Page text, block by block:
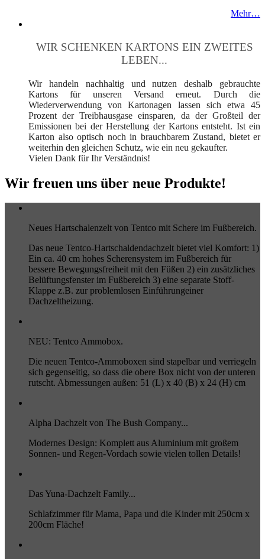
Mehr…
WIR SCHENKEN KARTONS EIN ZWEITES
LEBEN...
Wir handeln nachhaltig und nutzen deshalb gebrauchte
Kartons für unseren Versand erneut. Durch die
Wiederverwendung von Kartonagen lassen sich etwa 45
Prozent der Treibhausgase einsparen, da der Großteil der
Emissionen bei der Herstellung der Kartons entsteht. Ist ein
Karton also optisch noch in brauchbarem Zustand, bietet er
weiterhin den gleichen Schutz, wie ein neu gekaufter.
Vielen Dank für Ihr Verständnis!
Wir freuen uns über neue Produkte!
Neues Hartschalenzelt von Tentco mit Schere im Fußbereich.
Das neue Tentco-Hartschaldendachzelt bietet viel Komfort: 1)
Ein ca. 40 cm hohes Scherensystem im Fußbereich für
bessere Bewegungsfreiheit mit den Füßen 2) ein zusätzliches
Belüftungsfenster im Fußbereich 3) eine separate Stoff-
Klappe z.B. zur problemlosen Einführungeiner
Dachzeltheizung.
NEU: Tentco Ammobox.
Die neuen Tentco-Ammoboxen sind stapelbar und verriegeln
sich gegenseitig, so dass die obere Box nicht von der unteren
rutscht. Abmessungen außen: 51 (L) x 40 (B) x 24 (H) cm
Alpha Dachzelt von The Bush Company...
Modernes Design: Komplett aus Aluminium mit großem
Sonnen- und Regen-Vordach sowie vielen tollen Details!
Das Yuna-Dachzelt Family...
Schlafzimmer für Mama, Papa und die Kinder mit 250cm x
200cm Fläche!